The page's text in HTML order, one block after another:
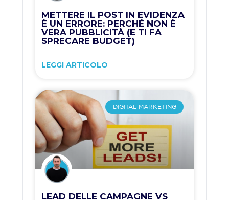
METTERE IL POST IN EVIDENZA
È UN ERRORE: PERCHÉ NON È
VERA PUBBLICITÀ (E TI FA
SPRECARE BUDGET)
LEGGI ARTICOLO
DIGITAL MARKETING
LEAD DELLE CAMPAGNE VS